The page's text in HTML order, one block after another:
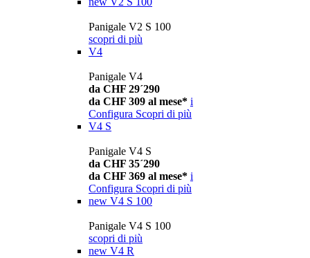
Panigale V2 S 100
scopri di più
V4
Panigale V4
da CHF 29´290
da CHF 309 al mese* i
Configura Scopri di più
V4 S
Panigale V4 S
da CHF 35´290
da CHF 369 al mese* i
Configura Scopri di più
new V4 S 100
Panigale V4 S 100
scopri di più
new V4 R